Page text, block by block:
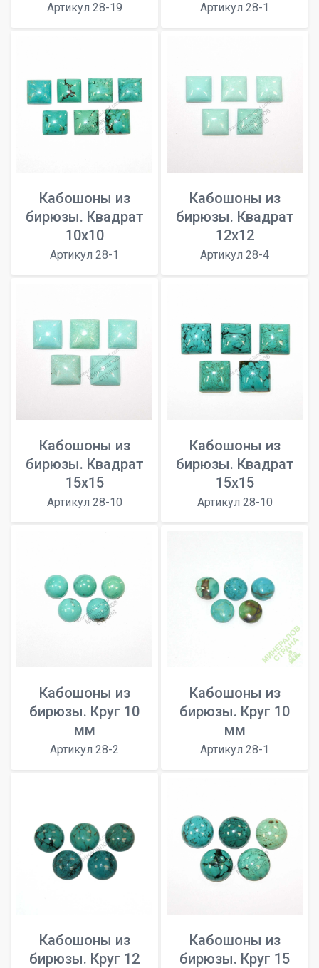
Артикул 28-19 Артикул 28-1
Кабошоны из
бирюзы. Квадрат
10x10
Артикул 28-1
Кабошоны из
бирюзы. Квадрат
12x12
Артикул 28-4
Кабошоны из
бирюзы. Квадрат
15x15
Артикул 28-10
Кабошоны из
бирюзы. Квадрат
15x15
Артикул 28-10
Кабошоны из
бирюзы. Круг 10
мм
Артикул 28-2
Кабошоны из
бирюзы. Круг 10
мм
Артикул 28-1
Кабошоны из
бирюзы. Круг 12
Кабошоны из
бирюзы. Круг 15